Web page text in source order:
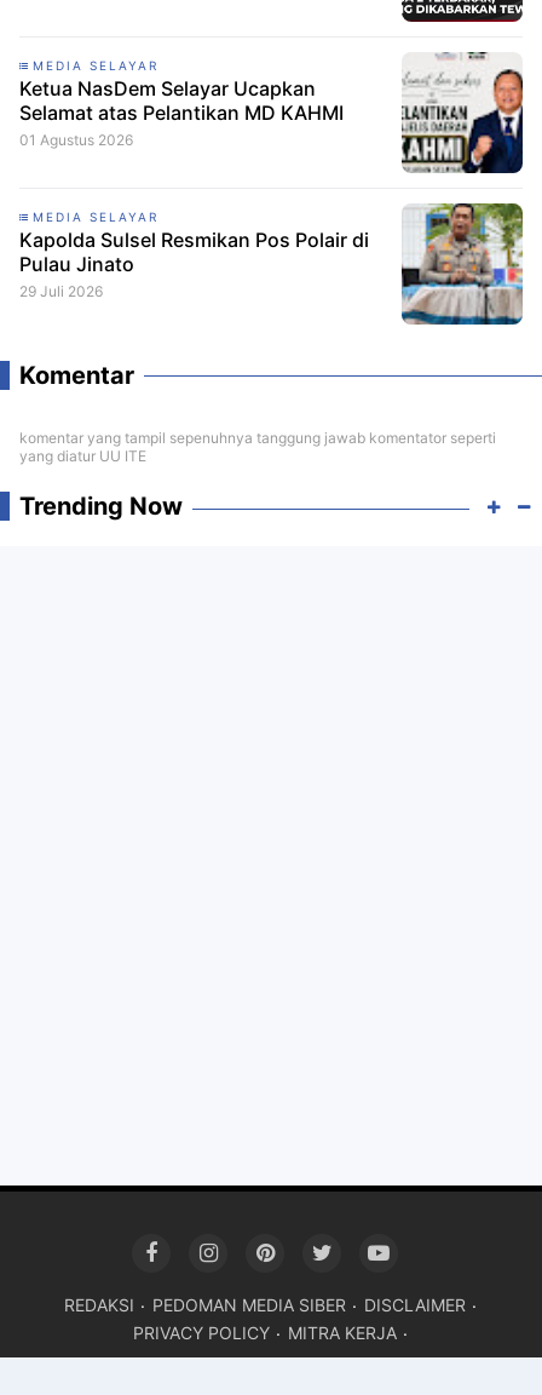
MEDIA SELAYAR
Ketua NasDem Selayar Ucapkan
Selamat atas Pelantikan MD KAHMI
01 Agustus 2026
MEDIA SELAYAR
Kapolda Sulsel Resmikan Pos Polair di
Pulau Jinato
29 Juli 2026
Komentar
komentar yang tampil sepenuhnya tanggung jawab komentator seperti
yang diatur UU ITE
Trending Now
REDAKSI PEDOMAN MEDIA SIBER
DISCLAIMER
PRIVACY POLICY
MITRA KERJA